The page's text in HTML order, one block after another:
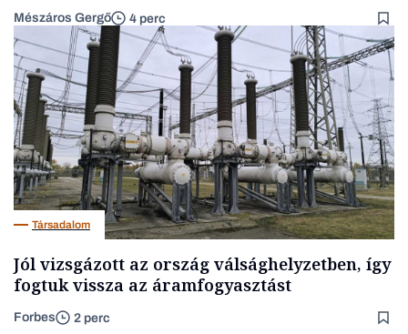
Mészáros Gergő 4 perc
Társadalom
Jól vizsgázott az ország válsághelyzetben, így
fogtuk vissza az áramfogyasztást
Forbes 2 perc